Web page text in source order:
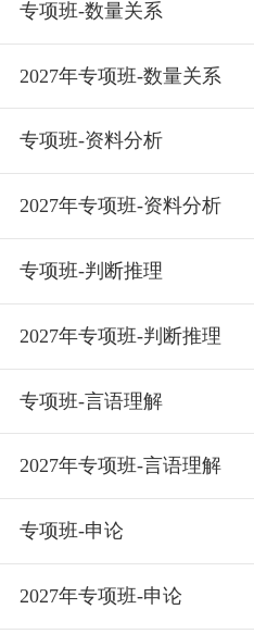
专项班-数量关系
2027年专项班-数量关系
专项班-资料分析
2027年专项班-资料分析
专项班-判断推理
2027年专项班-判断推理
专项班-言语理解
2027年专项班-言语理解
专项班-申论
2027年专项班-申论